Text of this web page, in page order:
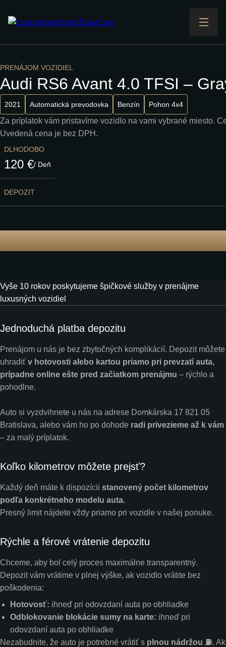
PRENÁJOM VOZIDIEL
Audi RS6 Avant 4.0 TFSI –
2021 Automatická prevodovka Benzín Pohon 4x4
Za príplatok vám pristavíme vozidlo na vami vybrané miesto.
Uvedená cena je bez DPH.
DLHODOBO
120 €/ Deň
DEPOZIT
Vyše 10 rokov poskytujeme špičkové služby v prenájme
luxusných vozidiel
Jednoduchá platba depozitu
Prenájom u nás je bez zbytočných komplikácií. Depozit môžete
uhradiť v hotovosti alebo kartou priamo pri prevzatí auta,
prípadne online ešte pred začiatkom prenájmu – rýchlo a
pohodlne.
Auto si vyzdvihnete u nás na adrese Domkárska 17 821 05
Bratislava, alebo vám ho po dohode radi privezieme až k vám
– za malý príplatok.
Koľko kilometrov môžete prejsť?
Každý deň máte k dispozícii stanovený počet kilometrov
podľa konkrétneho modelu auta.
Presný limit nájdete vždy priamo pri vozidle v našej ponuke.
Rýchle a férové vrátenie depozitu
Chceme, aby bol celý proces maximálne transparentný.
Depozit vám vrátime v plnej výške, ak vozidlo vrátite bez
poškodenia:
Hotovosť: ihneď pri odovzdaní auta po obhliadke
Odblokovanie blokácie sumy na karte: ihneď pri
odovzdaní auta po obhliadke
Nezabudnite, že auto je potrebné vrátiť s plnou nádržou ⛽. Ak